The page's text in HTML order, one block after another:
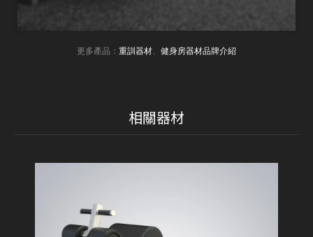
更多產品： 重訓器材、 健身房器材品牌介紹
相關器材